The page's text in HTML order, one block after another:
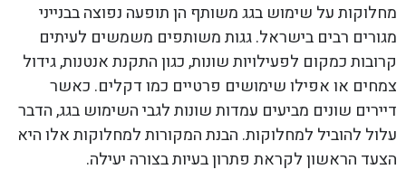
מחלוקות על שימוש בגג משותף הן תופעה נפוצה בבנייני
מגורים רבים בישראל. גגות משותפים משמשים לעיתים
קרובות כמקום לפעילויות שונות, כגון התקנת אנטנות, גידול
צמחים או אפילו שימושים פרטיים כמו דקלים. כאשר
דיירים שונים מביעים עמדות שונות לגבי השימוש בגג, הדבר
עלול להוביל למחלוקות. הבנת המקורות למחלוקות אלו היא
הצעד הראשון לקראת פתרון בעיות בצורה יעילה.